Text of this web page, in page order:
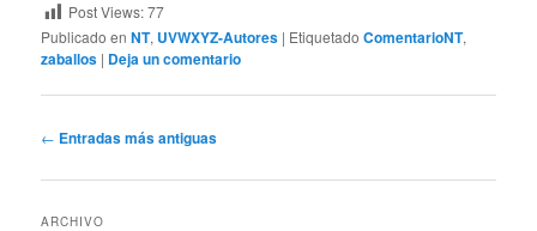
Post Views:77
Publicado en NT, UVWXYZ-Autores | Etiquetado ComentarioNT,
zaballos | Deja un comentario
Navegación
entradas
← Entradas más antiguas
ARCHIVO